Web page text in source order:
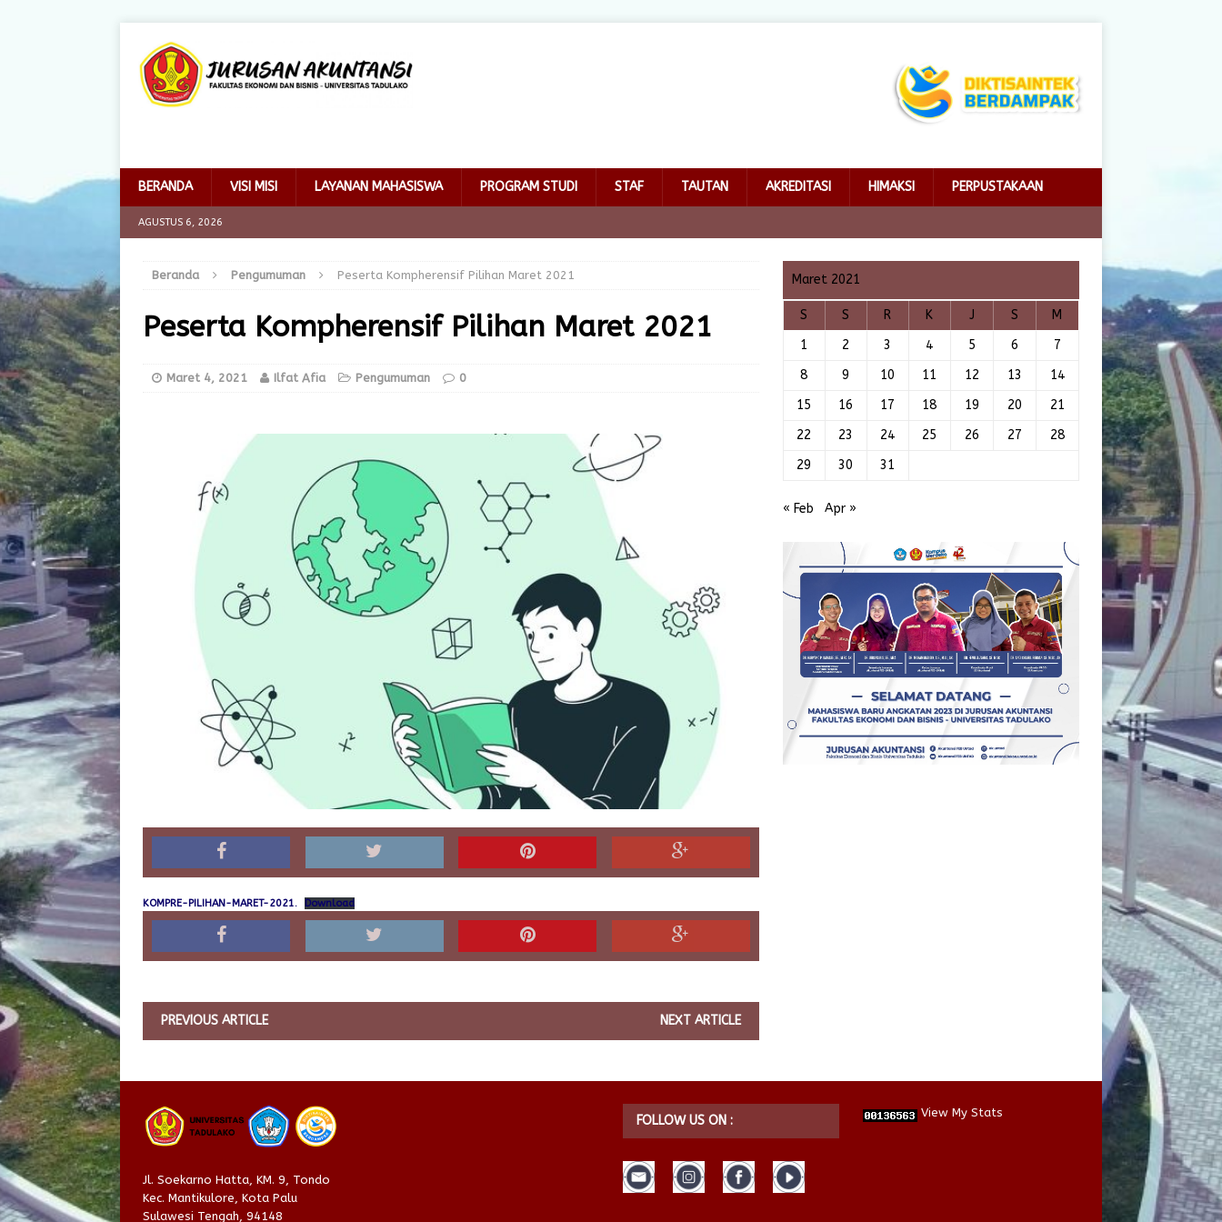
BERANDA VISI MISI LAYANAN MAHASISWA PROGRAM STUDI STAF TAUTAN AKREDITASI HIMAKSI PERPUSTAKAAN
AGUSTUS 6, 2026
Beranda Pengumuman Peserta Kompherensif Pilihan Maret 2021
Peserta Kompherensif Pilihan Maret 2021
Maret 4, 2021 Ilfat Afia Pengumuman 0
KOMPRE-PILIHAN-MARET-2021. Download
PREVIOUS ARTICLE NEXT ARTICLE
Maret 2021
S S R K J S
M
1
2 3 4 5 6
7
8
9 10 11 12 13
14
15
16 17 18 19 20
21
22
23 24 25 26 27
28
29
30 31
« Feb Apr »
Jl. Soekarno Hatta, KM. 9, Tondo
Kec. Mantikulore, Kota Palu
Sulawesi Tengah, 94148
FOLLOW US ON :
View My Stats